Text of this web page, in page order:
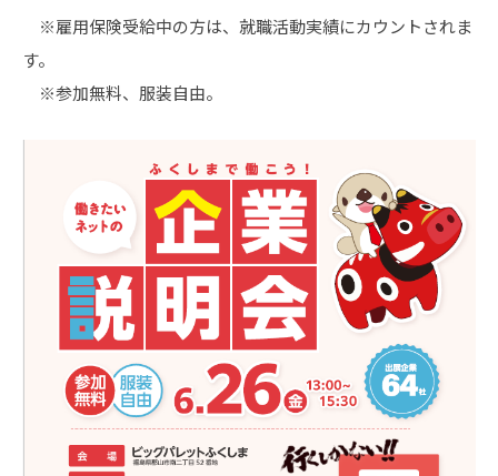
※雇用保険受給中の方は、就職活動実績にカウントされま
す。
※参加無料、服装自由。